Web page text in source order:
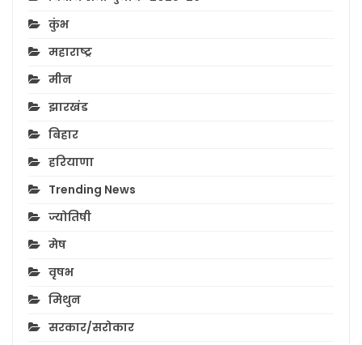
कुंभ
महाराष्ट्र
मीन
झारखंड
बिहार
हरियाणा
Trending News
ज्योतिषी
मेष
वृषभ
मिथुन
सरकार/सरोकार